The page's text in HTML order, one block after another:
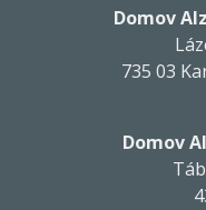
Domov
735 03
Domov